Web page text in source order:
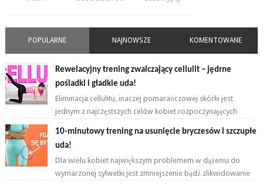
POPULARNE NAJNOWSZE KOMENTOWANE
Rewelacyjny trening zwalczający cellulit – jędrne
pośladki i gładkie uda!
Eliminacja cellulitu, inaczej pomarańczowej skórki jest
jednym z najczęstszych celów kobiet rozpoczynających
10-minutowy trening na usunięcie bryczesów i szczupłe
uda!
Dla wielu kobiet największym problemem w dążeniu do
wymarzonej sylwetki jest zmniejszenie bądź zlikwidowanie